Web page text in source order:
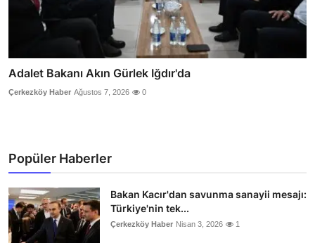
Adalet Bakanı Akın Gürlek Iğdır'da
Çerkezköy Haber Ağustos 7, 2026 0
Popüler Haberler
Bakan Kacır'dan savunma sanayii mesajı:
Türkiye'nin tek...
Çerkezköy Haber Nisan 3, 2026 1